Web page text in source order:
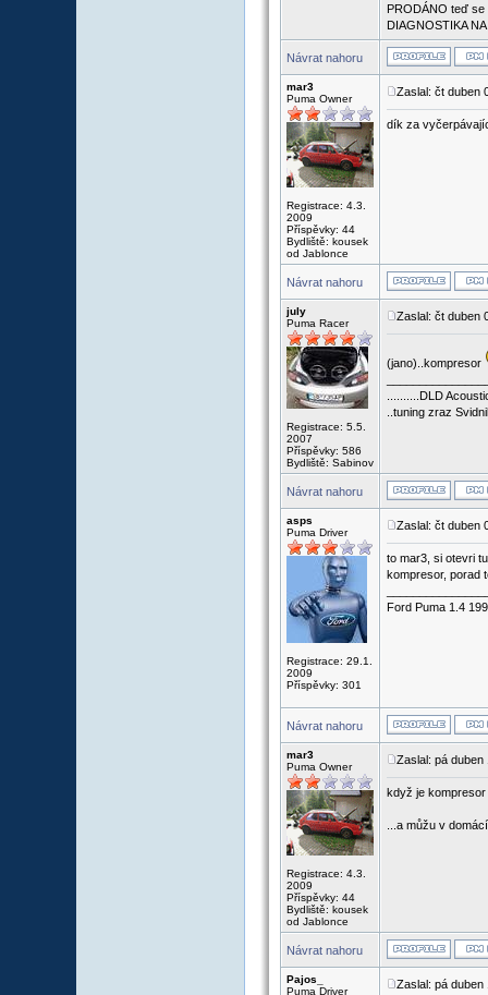
PRODÁNO teď se
DIAGNOSTIKA
Návrat nahoru
mar3
Puma Owner
Registrace: 4.3.
2009
Příspěvky: 44
Bydliště: kousek
od Jablonce
Zaslal: čt duben
dík za
Návrat nahoru
july
Puma Racer
Registrace: 5.5.
2007
Příspěvky: 586
Bydliště: Sabinov
Zaslal: čt duben
(jano)..kompresor
..........DLD
..tuning zraz
Návrat nahoru
asps
Puma Driver
Registrace: 29.1.
2009
Příspěvky: 301
Zaslal: čt duben
to mar3, si otevri
kompresor, porad
Ford Puma 1.4
Návrat nahoru
mar3
Puma Owner
Registrace: 4.3.
2009
Příspěvky: 44
Bydliště: kousek
od Jablonce
Zaslal: pá duben
když je
...a můžu v
Návrat nahoru
Pajos_
Puma Driver
Zaslal: pá duben